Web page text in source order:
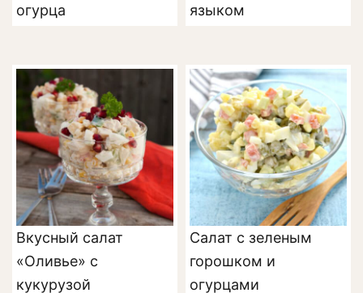
огурца
языком
Вкусный салат
«Оливье» с
кукурузой
Салат с зеленым
горошком и
огурцами